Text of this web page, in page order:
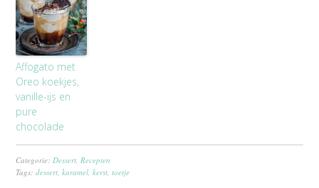
Affogato met
Oreo koekjes,
vanille-ijs en
pure
chocolade
Categorie: Dessert Recepten
Tags:dessert ,karamel ,kerst ,toetje